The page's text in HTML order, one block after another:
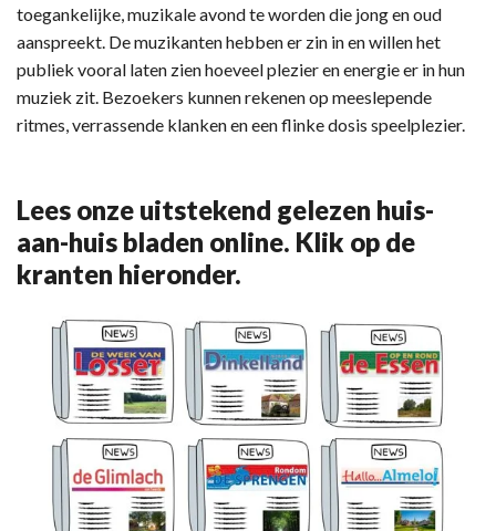
toegankelijke, muzikale avond te worden die jong en oud
aanspreekt. De muzikanten hebben er zin in en willen het
publiek vooral laten zien hoeveel plezier en energie er in hun
muziek zit. Bezoekers kunnen rekenen op meeslepende
ritmes, verrassende klanken en een flinke dosis speelplezier.
Lees onze uitstekend gelezen huis-
aan-huis bladen online. Klik op de
kranten hieronder.